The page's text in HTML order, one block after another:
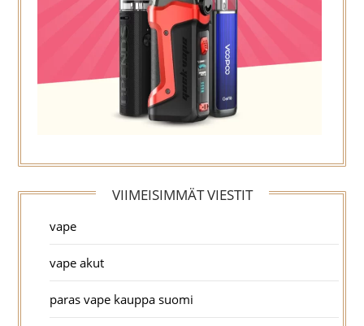
VIIMEISIMMÄT VIESTIT
vape
vape akut
paras vape kauppa suomi